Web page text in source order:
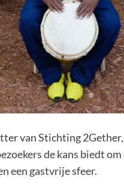
van Stichting 2Gether,
de kans biedt
een gastvrije sfeer.